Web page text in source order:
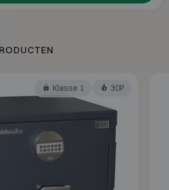
Klasse 1 30P